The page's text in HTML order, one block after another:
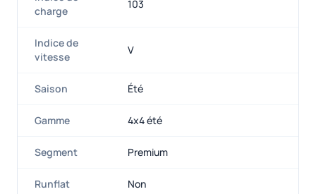
charge
103
Indice de
vitesse
V
Saison Été
Gamme 4x4 été
Segment Premium
Runflat Non